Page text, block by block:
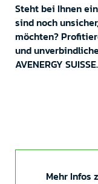
Steht bei Ihnen
sind noch
möchten?
und
AVENERGY SUISSE.
Mehr Infos